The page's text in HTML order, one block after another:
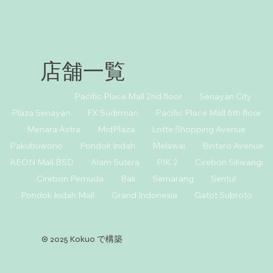
店舗一覧
Pacific Place Mall 2nd floor
Senayan City
Plaza Senayan
FX Sudirman
Pacific Place Mall 6th floor
Menara Astra
MidPlaza
Lotte Shopping Avenue
Pakubuwono
Pondok Indah Melawai
Bintaro Avenue
AEON Mall BSD
Alam Sutera PIK 2
Cirebon Siliwangi
Cirebon Pemuda
Bali Semarang
Sentul
Pondok Indah Mall
Grand Indonesia Gatot Subroto
© 2025 Kokuo で構築